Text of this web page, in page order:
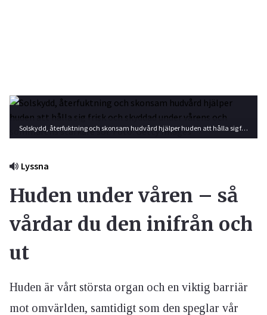
Solskydd, återfuktning och skonsam hudvård hjälper huden att hålla sig frisk och skyddad under vårens och sommarens starkare sol. Foto: Getty Images
Lyssna
Huden under våren – så
vårdar du den inifrån och
ut
Huden är vårt största organ och en viktig barriär
mot omvärlden, samtidigt som den speglar vår